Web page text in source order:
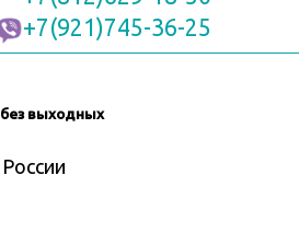
+7(921)745-36-25
выходных